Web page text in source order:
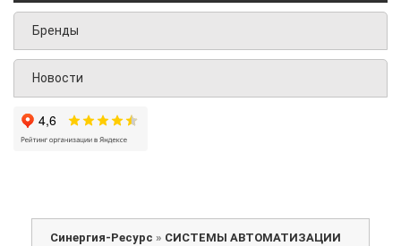
Бренды
Новости
Синергия-Ресурс » СИСТЕМЫ АВТОМАТИЗАЦИИ